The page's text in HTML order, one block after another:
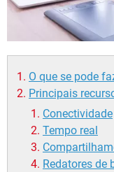
O que se pode
Principais
Conectividade
Tempo real
Redatores de